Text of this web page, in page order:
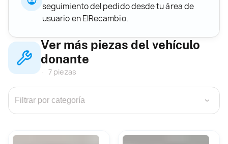
seguimiento del pedido desde tu área de
usuario en ElRecambio.
Ver más piezas del vehículo
donante
7 piezas
›